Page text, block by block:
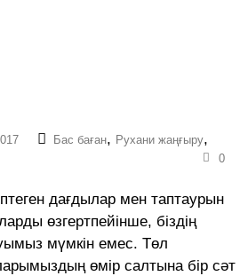
Бас баған, Рухани жаңғыру,
0
дағдылар мен таптаурын
өзгерт­пейінше, біздің
мүмкін емес. Төл
өмір салтына бір сәт